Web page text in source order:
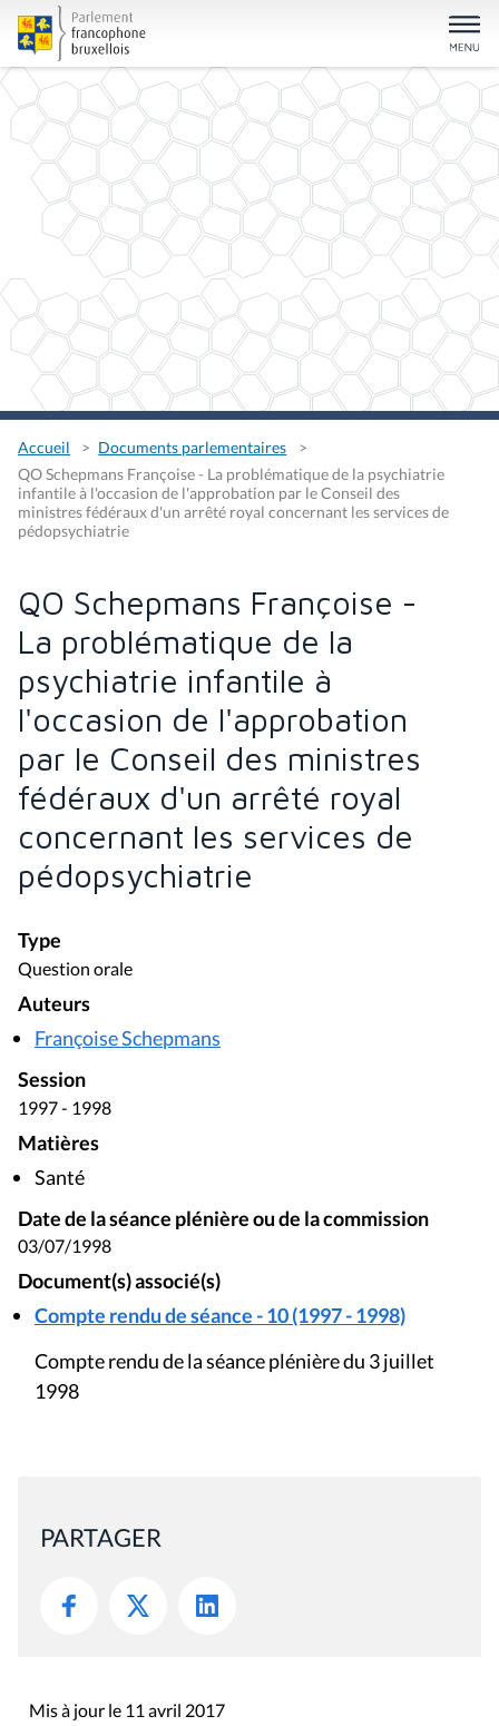
Accueil
Documents parlementaires
QO Schepmans Françoise - La problématique de la psychiatrie
infantile à l'occasion de l'approbation par le Conseil des
ministres fédéraux d'un arrêté royal concernant les services de
pédopsychiatrie
QO Schepmans Françoise -
La problématique de la
psychiatrie infantile à
l'occasion de l'approbation
par le Conseil des ministres
fédéraux d'un arrêté royal
concernant les services de
pédopsychiatrie
Type
Question orale
Auteurs
Françoise Schepmans
Session
1997 - 1998
Matières
Santé
Date de la séance plénière ou de la commission
03/07/1998
Document(s) associé(s)
Compte rendu de séance - 10 (1997 - 1998)
Compte rendu de la séance plénière du 3 juillet
1998
PARTAGER
Mis à jour le 11 avril 2017